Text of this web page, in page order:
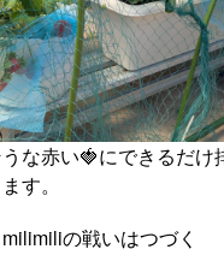
な赤い🍓にできるだけ
す。
の戦いはつづく